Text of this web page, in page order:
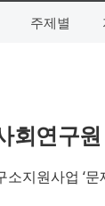
주제별
회연구
지원사업 ‘